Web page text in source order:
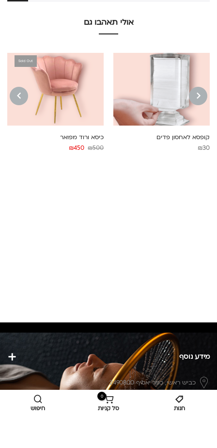
אולי תאהבו גם
PREVIOUS
קופסא לאחסון פדים
₪30
Sold Out
כיסא ורוד מפואר
₪500
המחיר
₪450
מידע נוסף
כביש ראשי,כפר יאסיף 2490800
מעליא 2514000
חנות
0
סל קניות חיפוש